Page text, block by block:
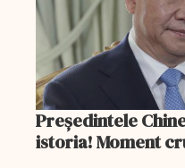
Președintele
istoria! Moment